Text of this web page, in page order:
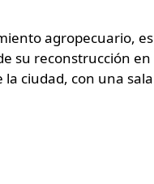
agropecuario, es
su reconstrucción en
ciudad, con una sala